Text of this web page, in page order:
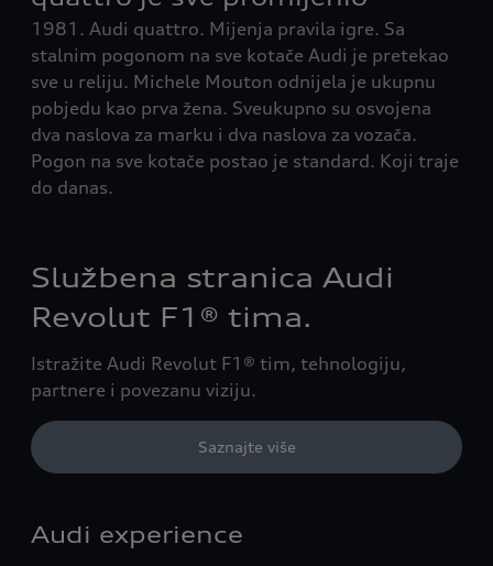
1981. Audi quattro. Mijenja pravila igre. Sa
stalnim pogonom na sve kotače Audi je pretekao
sve u reliju. Michele Mouton odnijela je ukupnu
pobjedu kao prva žena. Sveukupno su osvojena
dva naslova za marku i dva naslova za vozača.
Pogon na sve kotače postao je standard. Koji traje
do danas.
Službena stranica Audi
Revolut F1® tima.
Istražite Audi Revolut F1® tim, tehnologiju,
partnere i povezanu viziju.
Saznajte više
Audi experience